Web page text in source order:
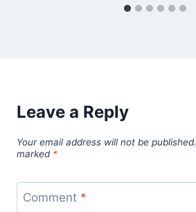
Leave a Reply
Your email address will not be published.
marked *
Comment *